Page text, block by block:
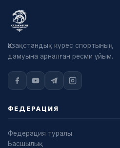
Қазақстандық күрес спортының
дамуына арналған ресми ұйым.
ФЕДЕРАЦИЯ
Федерация туралы
Басшылық